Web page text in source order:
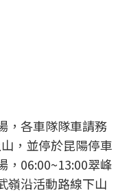
，各車隊隊車請務
，並停於昆陽停車
，06:00~13:00翠峰
嶺沿活動路線下山